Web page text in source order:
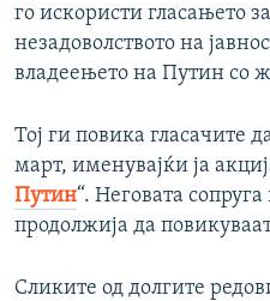
го искористи гласањето
незадоволството на
владеењето на Путин со
Тој ги повика гласачите
март, именувајќи ја
Путин“. Неговата
продолжија да
Сликите од долгите